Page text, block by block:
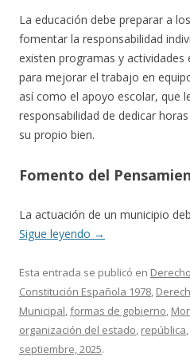
La educación debe preparar a
fomentar la responsabilidad
existen programas y actividades
para mejorar el trabajo en
así como el apoyo escolar, que
responsabilidad de dedicar
su propio bien.
Fomento del
La actuación de un municipio
Sigue leyendo →
Esta entrada se publicó en Derecho
Constitución Española 1978,
Municipal,formas de gobierno,
organización del estado, república,
septiembre, 2025.